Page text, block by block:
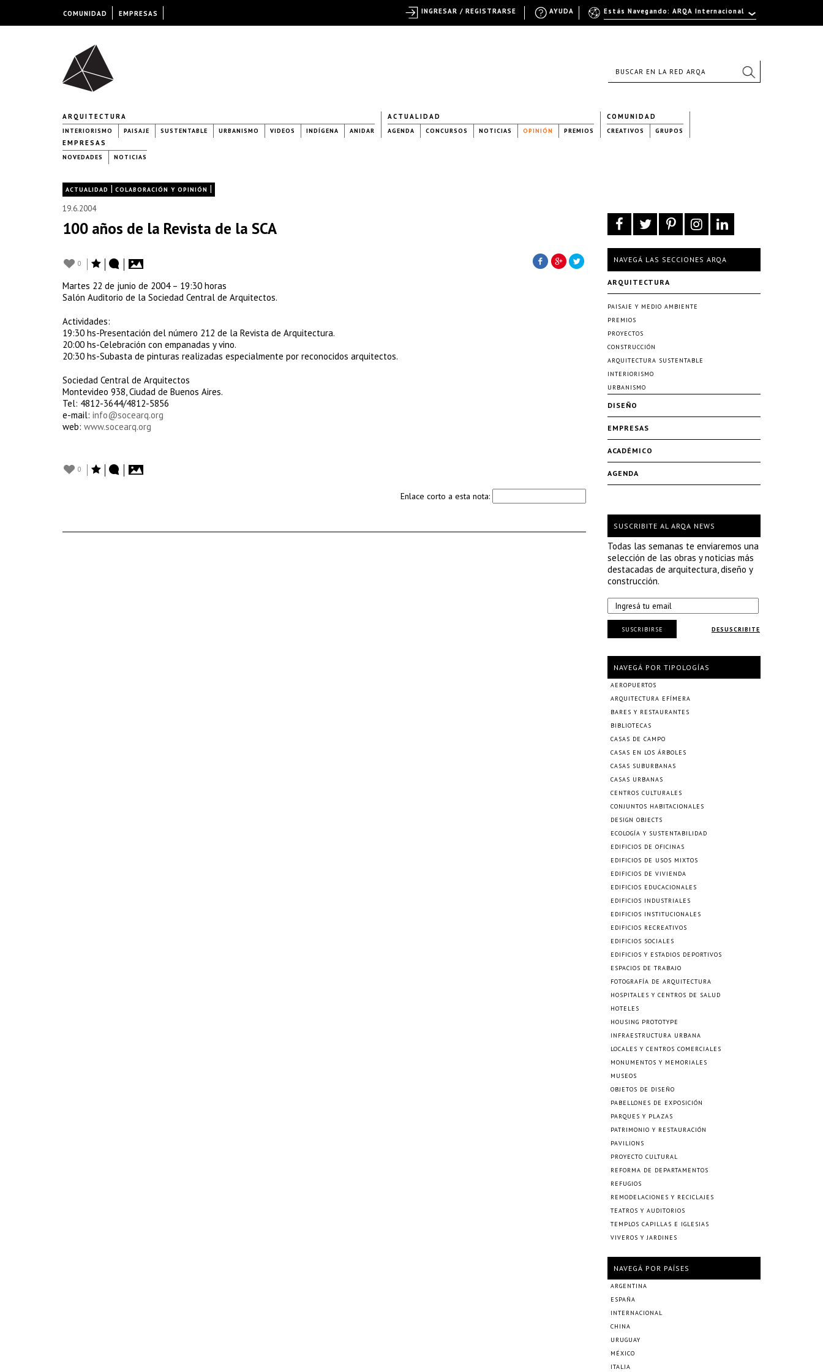
ARQUITECTURA
INTERIORISMO PAISAJE SUSTENTABLE URBANISMO VIDEOS INDÍGENA ANIDAR
ACTUALIDAD
AGENDA CONCURSOS NOTICIAS OPINIÓN PREMIOS
COMUNIDAD
CREATIVOS GRUPOS
EMPRESAS
NOVEDADES NOTICIAS
ACTUALIDAD | COLABORACIÓN Y OPINIÓN |
19.6.2004
100 años de la Revista de la SCA
0
Martes 22 de junio de 2004 – 19:30 horas
Salón Auditorio de la Sociedad Central de Arquitectos.
Actividades:
19:30 hs-Presentación del número 212 de la Revista de Arquitectura.
20:00 hs-Celebración con empanadas y vino.
20:30 hs-Subasta de pinturas realizadas especialmente por reconocidos arquitectos.
Sociedad Central de Arquitectos
Montevideo 938, Ciudad de Buenos Aires.
Tel: 4812-3644/4812-5856
e-mail: info@socearq.org
web: www.socearq.org
0
Enlace corto a esta nota:
NAVEGÁ LAS SECCIONES ARQA
ARQUITECTURA
PAISAJE Y MEDIO AMBIENTE
PREMIOS
PROYECTOS
CONSTRUCCIÓN
ARQUITECTURA SUSTENTABLE
INTERIORISMO
URBANISMO
DISEÑO
EMPRESAS
ACADÉMICO
AGENDA
SUSCRIBITE AL ARQA NEWS
Todas las semanas te enviaremos una
selección de las obras y noticias más
destacadas de arquitectura, diseño y
construcción.
DESUSCRIBITE
SUSCRIBIRSE
NAVEGÁ POR TIPOLOGÍAS
AEROPUERTOS
ARQUITECTURA EFÍMERA
BARES Y RESTAURANTES
BIBLIOTECAS
CASAS DE CAMPO
CASAS EN LOS ÁRBOLES
CASAS SUBURBANAS
CASAS URBANAS
CENTROS CULTURALES
CONJUNTOS HABITACIONALES
DESIGN OBJECTS
ECOLOGÍA Y SUSTENTABILIDAD
EDIFICIOS DE OFICINAS
EDIFICIOS DE USOS MIXTOS
EDIFICIOS DE VIVIENDA
EDIFICIOS EDUCACIONALES
EDIFICIOS INDUSTRIALES
EDIFICIOS INSTITUCIONALES
EDIFICIOS RECREATIVOS
EDIFICIOS SOCIALES
EDIFICIOS Y ESTADIOS DEPORTIVOS
ESPACIOS DE TRABAJO
FOTOGRAFÍA DE ARQUITECTURA
HOSPITALES Y CENTROS DE SALUD
HOTELES
HOUSING PROTOTYPE
INFRAESTRUCTURA URBANA
LOCALES Y CENTROS COMERCIALES
MONUMENTOS Y MEMORIALES
MUSEOS
OBJETOS DE DISEÑO
PABELLONES DE EXPOSICIÓN
PARQUES Y PLAZAS
PATRIMONIO Y RESTAURACIÓN
PAVILIONS
PROYECTO CULTURAL
REFORMA DE DEPARTAMENTOS
REFUGIOS
REMODELACIONES Y RECICLAJES
TEATROS Y AUDITORIOS
TEMPLOS CAPILLAS E IGLESIAS
VIVEROS Y JARDINES
NAVEGÁ POR PAÍSES
ARGENTINA
ESPAÑA
INTERNACIONAL
CHINA
URUGUAY
MÉXICO
ITALIA
COMUNIDAD EMPRESAS Estás Navegando: ARQA Internacional
AYUDA
INGRESAR / REGISTRARSE